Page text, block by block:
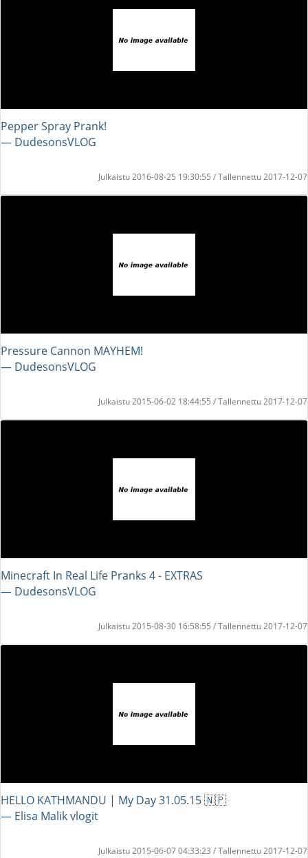
Pepper Spray Prank!
― DudesonsVLOG
Julkaistu 2016-08-25 19:30:55 / Tallennettu 2017-12-07
Pressure Cannon MAYHEM!
― DudesonsVLOG
Julkaistu 2015-06-02 18:44:55 / Tallennettu 2017-12-07
Minecraft In Real Life Pranks 4 - EXTRAS
― DudesonsVLOG
Julkaistu 2015-08-30 16:58:55 / Tallennettu 2017-12-07
HELLO KATHMANDU | My Day 31.05.15 🇳🇵
― Elisa Malik vlogit
Julkaistu 2015-06-07 04:33:23 / Tallennettu 2017-12-07